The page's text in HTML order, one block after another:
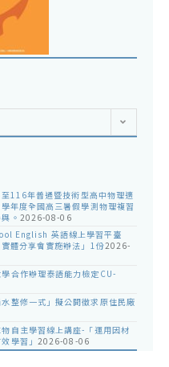
116年普通暨技術型高中物理適
年度全國高三暑假學測物理複習
。 2026-08-06
English 英語線上學習平臺
體分享會實施辦法」1份2026-
合作辦理泰語能力檢定CU-
整修一式」擬公開徵求原住民廠
自主學習線上講座-「運用因材
學習」 2026-08-06